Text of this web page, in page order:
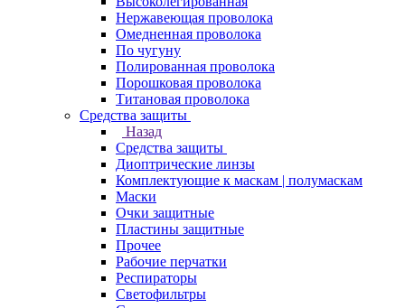
Нержавеющая проволока
Омедненная проволока
По чугуну
Полированная проволока
Порошковая проволока
Титановая проволока
Средства защиты
Назад
Средства защиты
Диоптрические линзы
Комплектующие к маскам | полумаскам
Маски
Очки защитные
Пластины защитные
Прочее
Рабочие перчатки
Респираторы
Светофильтры